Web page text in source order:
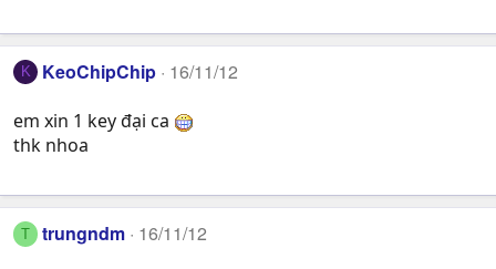
K KeoChipChip 16/11/12
em xin 1 key đại ca
thk nhoa
T trungndm 16/11/12